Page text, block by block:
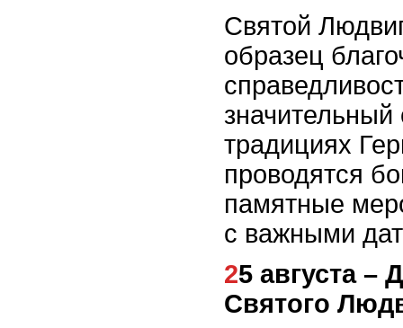
Святой
образец
значительный
традициях
проводятся
памятные
с важными
25 августа – День памяти
Святого